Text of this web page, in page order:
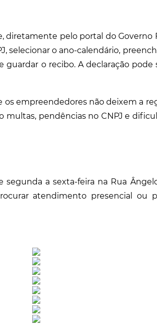
pelo portal do Governo
selecionar o ano-calendário,
o recibo. A declaração pode
empreendedores não deixem a
pendências no CNPJ e
segunda a sexta-feira na Rua
atendimento presencial ou